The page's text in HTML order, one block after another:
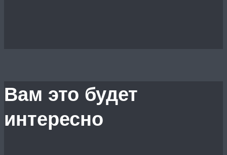
Вам это будет
интересно